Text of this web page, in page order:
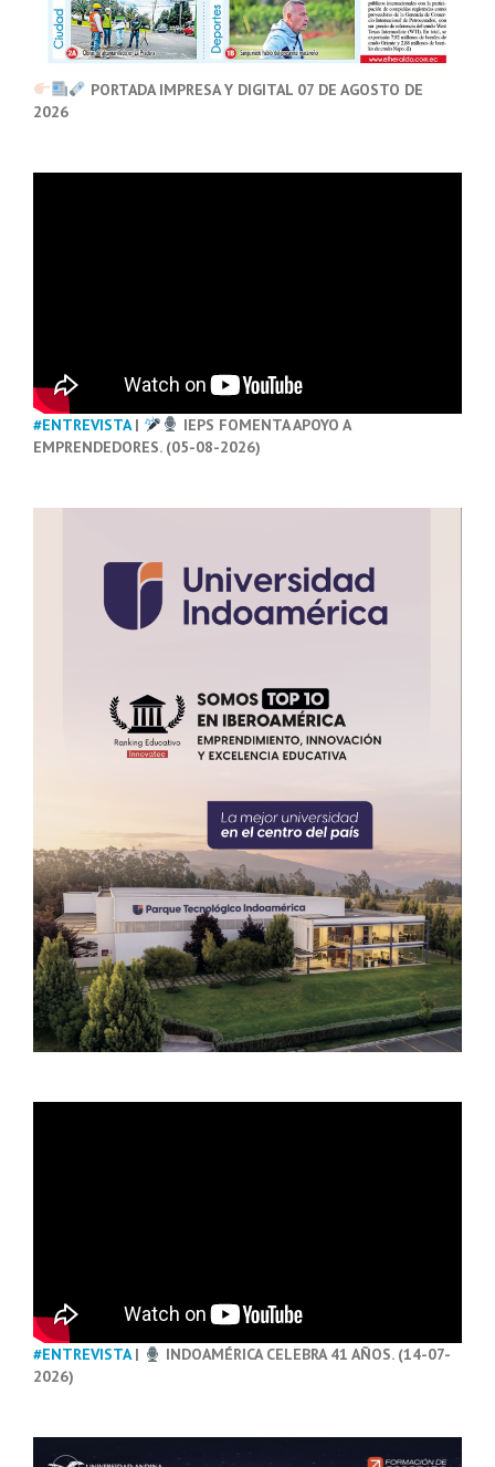
PORTADA IMPRESA Y DIGITAL 07 DE AGOSTO DE
2026
#ENTREVISTA|
IEPS FOMENTA APOYO A
EMPRENDEDORES. (05-08-2026)
#ENTREVISTA|
INDOAMÉRICA CELEBRA 41 AÑOS. (14-07-
2026)